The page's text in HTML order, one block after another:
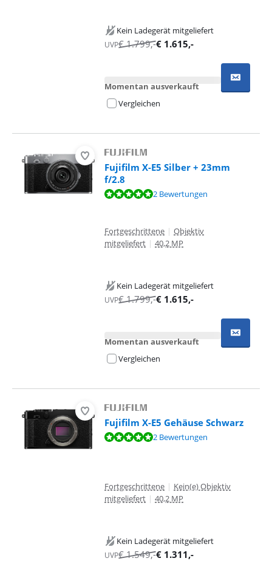
Kein Ladegerät mitgeliefert
UVP€1.799,-€ 1.615,-
Momentan ausverkauft
Vergleichen
Fujifilm X-E5 Silber + 23mm
f/2.8
Bewertet mit 9,8 von 10, basierend auf 2 Bewertungen.
2 Bewertungen
Fortgeschrittene | Objektiv
mitgeliefert | 40,2 MP
Kein Ladegerät mitgeliefert
UVP€1.799,-€ 1.615,-
Momentan ausverkauft
Vergleichen
Fujifilm X-E5 Gehäuse Schwarz
Bewertet mit 9,8 von 10, basierend auf 2 Bewertungen.
2 Bewertungen
Fortgeschrittene | Kein(e) Objektiv
mitgeliefert | 40,2 MP
Kein Ladegerät mitgeliefert
UVP€1.549,-€ 1.311,-